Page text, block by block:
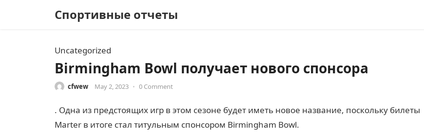
Спортивные отчеты
Uncategorized
Birmingham Bowl получает нового спонсора
cfwew May 2, 2023 • 0 Comment
. Одна из предстоящих игр в этом сезоне будет иметь новое название, поскольку билеты
Marter в итоге стал титульным спонсором Birmingham Bowl.